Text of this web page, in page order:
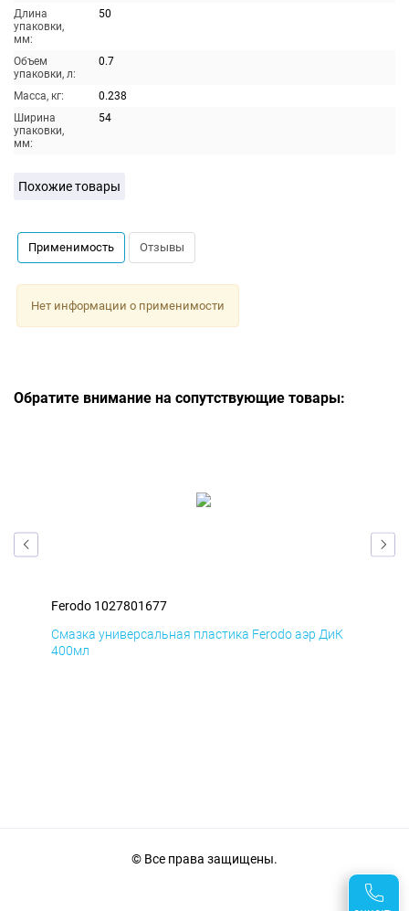
Длина
упаковки,
мм:
50
Объем
упаковки, л:
0.7
Масса, кг:
0.238
Ширина
упаковки,
мм:
54
Похожие товары
Применимость Отзывы
Нет информации о применимости
Обратите внимание на сопутствующие товары:
Ferodo 1027801677
Смазка универсальная пластика Ferodo аэр ДиК
400мл
© Все права защищены.